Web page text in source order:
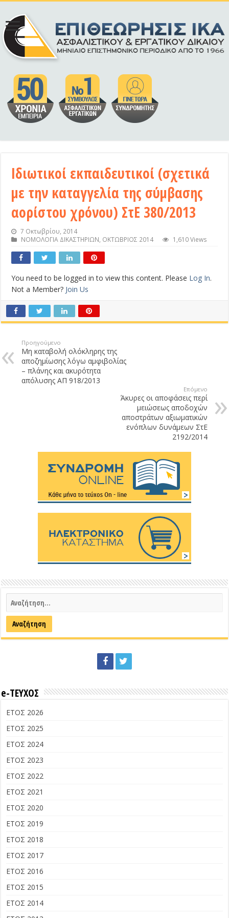
Ιδιωτικοί εκπαιδευτικοί (σχετικά
με την καταγγελία της σύμβασης
αορίστου χρόνου) ΣτΕ 380/2013
7 Οκτωβρίου, 2014
ΝΟΜΟΛΟΓΙΑ ΔΙΚΑΣΤΗΡΙΩN, ΟΚΤΩΒΡΙΟΣ 2014 1,610 Views
You need to be logged in to view this content. Please Log In.
Not a Member? Join Us
Προηγούμενο
Μη καταβολή ολόκληρης της
αποζημίωσης λόγω αμφιβολίας
– πλάνης και ακυρότητα
απόλυσης ΑΠ 918/2013
Επόμενο
Άκυρες οι αποφάσεις περί
μειώσεως αποδοχών
αποστράτων αξιωματικών
ενόπλων δυνάμεων ΣτΕ
2192/2014
e-ΤΕΥΧΟΣ
ΕΤΟΣ 2026
ΕΤΟΣ 2025
ΕΤΟΣ 2024
ΕΤΟΣ 2023
ΕΤΟΣ 2022
ΕΤΟΣ 2021
ΕΤΟΣ 2020
ΕΤΟΣ 2019
ΕΤΟΣ 2018
ΕΤΟΣ 2017
ΕΤΟΣ 2016
ΕΤΟΣ 2015
ΕΤΟΣ 2014